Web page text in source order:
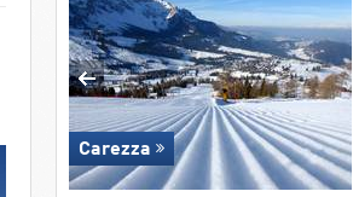
Carezza